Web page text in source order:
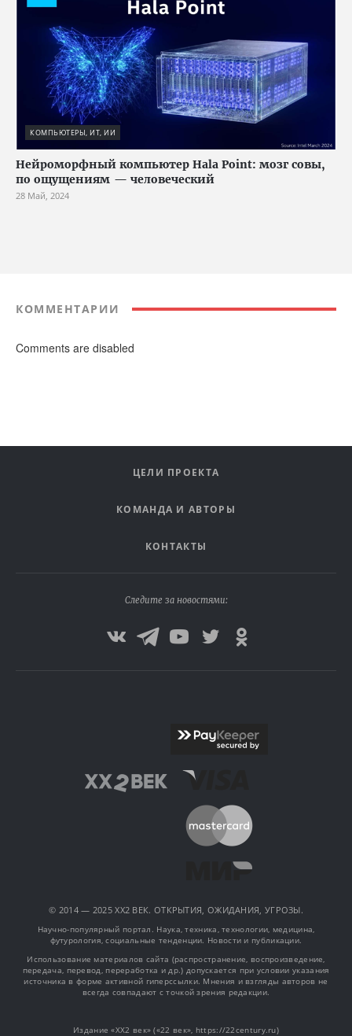
КОМПЬЮТЕРЫ, ИТ, ИИ
Нейроморфный компьютер Hala Point: мозг совы,
по ощущениям — человеческий
28 Май, 2024
КОММЕНТАРИИ
Comments are disabled
ЦЕЛИ ПРОЕКТА
КОМАНДА И АВТОРЫ
КОНТАКТЫ
Следите за новостями:
© 2014 — 2025 XX2 ВЕК. ОТКРЫТИЯ, ОЖИДАНИЯ, УГРОЗЫ.
Научно-популярный портал. Наука, техника, технологии, медицина,
футурология, социальные тенденции. Новости и публикации.
Использование материалов сайта (распространение, воспроизведение,
передача, перевод, переработка и др.) допускается при условии указания
источника в форме активной гиперссылки. Мнения и взгляды авторов не
всегда совпадают с точкой зрения редакции.
Издание «XX2 век» («22 век», https://22century.ru)